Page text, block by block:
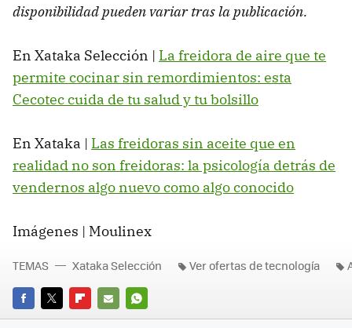
disponibilidad pueden variar tras la publicación.
En Xataka Selección | La freidora de aire que te
permite cocinar sin remordimientos: esta
Cecotec cuida de tu salud y tu bolsillo
En Xataka | Las freidoras sin aceite que en
realidad no son freidoras: la psicología detrás de
vendernos algo nuevo como algo conocido
Imágenes | Moulinex
FACEBOOK
TWITTERFLIPBOARD
E-
WHATSAPP
TEMAS Xataka Selección Ver ofertas de tecnología